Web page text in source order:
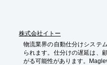
株式会社イトー
物流業界の自動仕分けシステ
られます。仕分けの遅延は、
がる可能性があります。